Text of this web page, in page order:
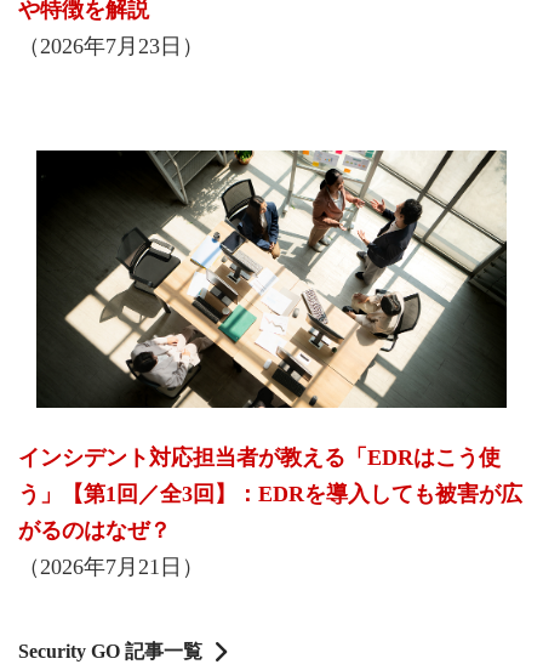
や特徴を解説
（2026年7月23日）
インシデント対応担当者が教える「EDRはこう使
う」【第1回／全3回】：EDRを導入しても被害が広
がるのはなぜ？
（2026年7月21日）
Security GO 記事一覧